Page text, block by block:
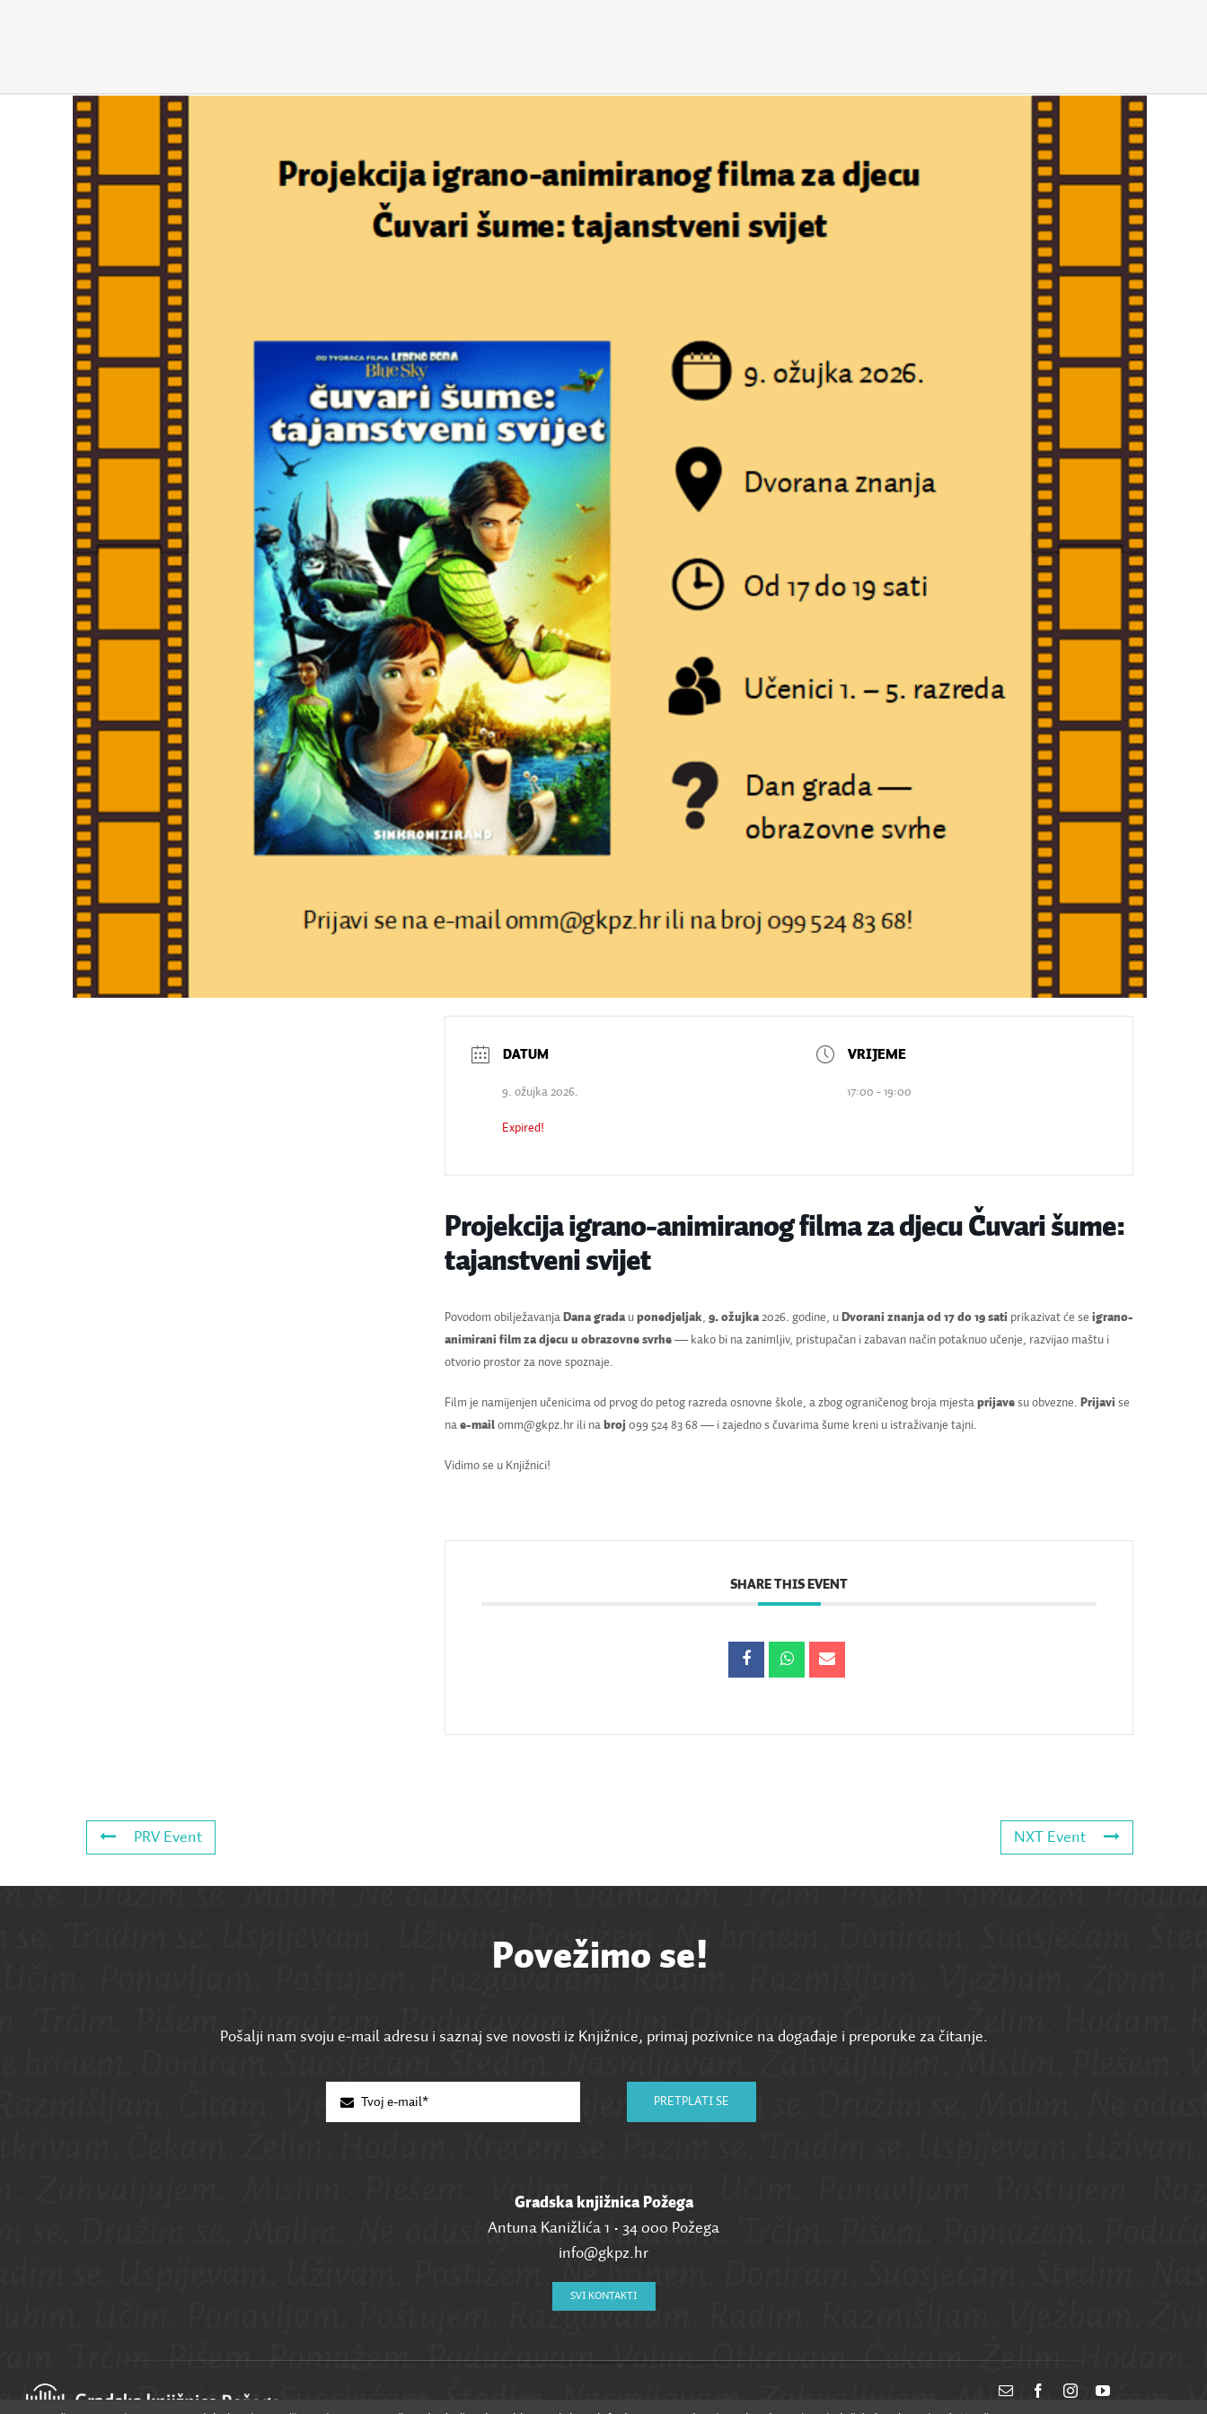
9. ožujka 2026.
Expired!
17:00 - 19:00
Projekcija igrano-animiranog filma za djecu Čuvari šume:
tajanstveni svijet
Povodom obilježavanja Dana grada uponedjeljak,9. ožujka 2026. godine, u Dvorani znanja od 17 do 19 sati prikazivat će seigrano-
animirani film za djecu u obrazovne svrhe — kako bi na zanimljiv, pristupačan i zabavan način potaknuo učenje, razvijao maštu i
otvorio prostor za nove spoznaje.
Film je namijenjen učenicima od prvog do petog razreda osnovne škole, a zbog ograničenog broja mjestaprijave su obvezne. Prijavi se
nae-mail omm@gkpz.hr ili nabroj 099 524 83 68 — i zajedno s čuvarima šume kreni u istraživanje tajni.
Vidimo se u Knjižnici!
SHARE THIS EVENT
PRV Event NXT Event
Povežimo se!
Pošalji nam svoju e-mail adresu i saznaj sve novosti iz Knjižnice, primaj pozivnice na događaje i preporuke za čitanje.
PRETPLATI SE
Gradska knjižnica Požega
Antuna Kanižlića 1 • 34 000 Požega
info@gkpz.hr
SVI KONTAKTI